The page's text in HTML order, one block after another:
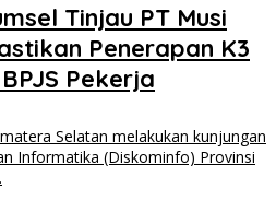
Tinjau PT Musi
Penerapan K3
Pekerja